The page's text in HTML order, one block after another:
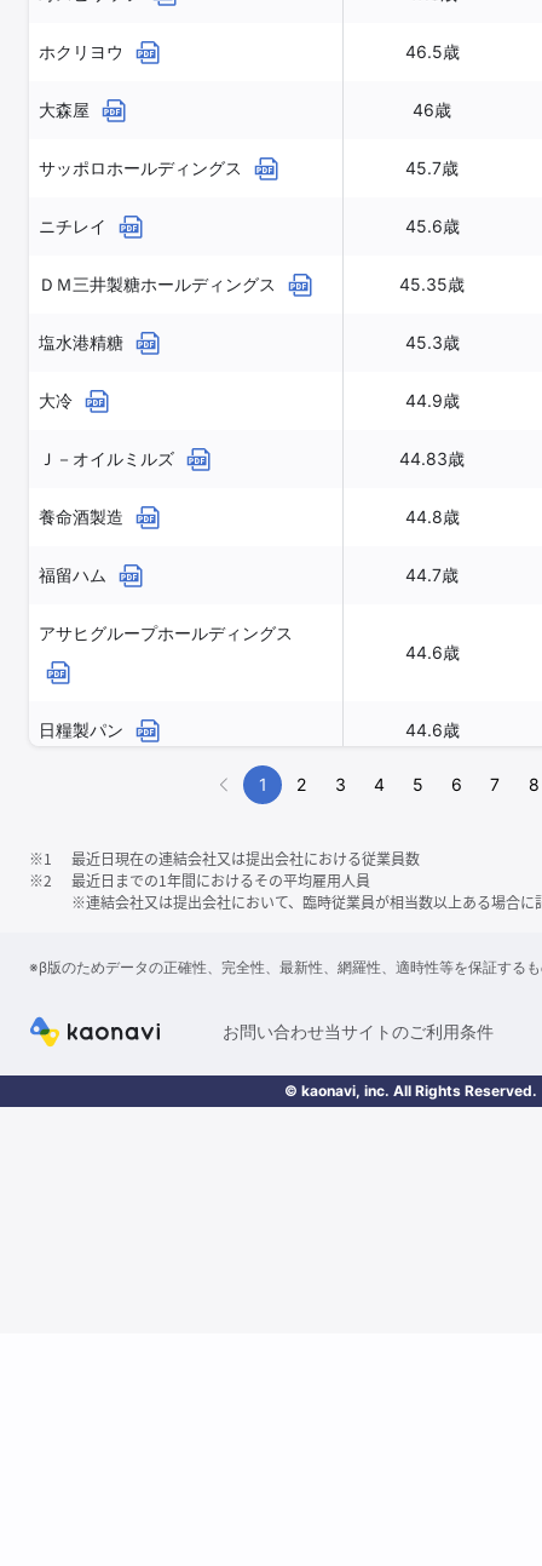
ホクリヨウ 46.5歳
大森屋 46歳
サッポロホールディングス 45.7歳
ニチレイ 45.6歳
ＤＭ三井製糖ホールディングス 45.35歳
塩水港精糖 45.3歳
大冷 44.9歳
Ｊ－オイルミルズ 44.83歳
養命酒製造 44.8歳
福留ハム 44.7歳
アサヒグループホールディングス
44.6歳
日糧製パン 44.6歳
1 2 3 4 5 6 7 8
※1
最近日現在の連結会社又は提出会社における従業員数
※2
最近日までの1年間におけるその平均雇用人員
※連結会社又は提出会社において、臨時従業員が相当数以上ある場合に
※β版のためデータの正確性、完全性、最新性、網羅性、適時性等を保証する
お問い合わせ当サイトのご利用条件
© kaonavi, inc. All Rights Reserved.